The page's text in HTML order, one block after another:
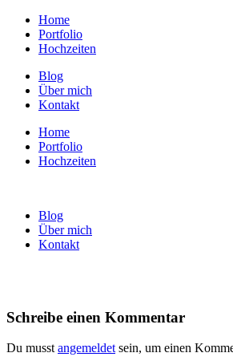
Home
Portfolio
Hochzeiten
Blog
Über mich
Kontakt
Home
Portfolio
Hochzeiten
Blog
Über mich
Kontakt
Schreibe einen Kommentar
Du musstangemeldetsein, um einen